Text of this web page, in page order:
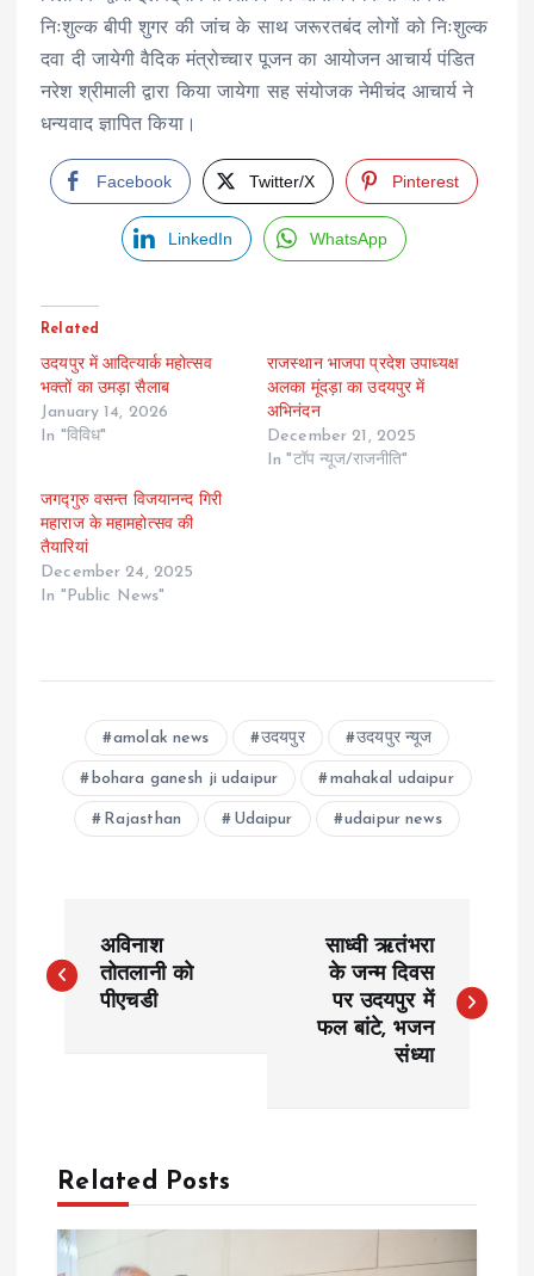
निःशुल्क बीपी शुगर की जांच के साथ जरूरतबंद लोगों को निःशुल्क
दवा दी जायेगी वैदिक मंत्रोच्चार पूजन का आयोजन आचार्य पंडित
नरेश श्रीमाली द्वारा किया जायेगा सह संयोजक नेमीचंद आचार्य ने
धन्यवाद ज्ञापित किया।
Facebook Twitter/X Pinterest
LinkedIn WhatsApp
Related
उदयपुर में आदित्यार्क महोत्सव
भक्तों का उमड़ा सैलाब
January 14, 2026
In "विविध"
राजस्थान भाजपा प्रदेश उपाध्यक्ष
अलका मूंदड़ा का उदयपुर में
अभिनंदन
December 21, 2025
In "टॉप न्यूज/राजनीति"
जगद्गुरु वसन्त विजयानन्द गिरी
महाराज के महामहोत्सव की
तैयारियां
December 24, 2025
In "Public News"
amolak news उदयपुर उदयपुर न्यूज
bohara ganesh ji udaipur mahakal udaipur
Rajasthan Udaipur udaipur news
o
n
a
अविनाश
तोतलानी को
पीएचडी
साध्वी ऋतंभरा
के जन्म दिवस
पर उदयपुर में
फल बांटे, भजन
संध्या
Related Posts